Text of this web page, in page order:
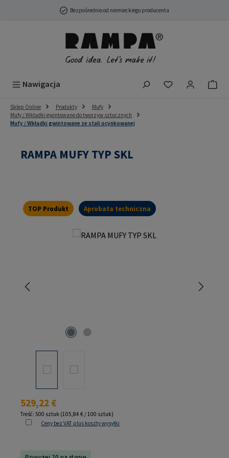
Przejdź do głównej zawartościBezpośrednio od niemieckiego producenta
Nawigacja Masz 0
Sklep Online Produkty
Mufy
Mufy / Wkładki gwintowane do tworzyw sztucznych
Mufy / Wkładki gwintowane ze stali ocynkowanej
RAMPA MUFY TYP SKL
TOP Produkt Aprobata techniczna
Pomiń galerię zdjęć
Cena regularna:
529,22 €
Treść: 500 sztuk (105,84 € / 100 sztuk)
Ceny bez VAT plus koszty wysyłki